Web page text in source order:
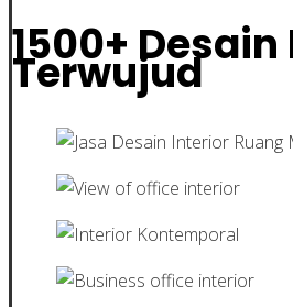
1500+
Terwujud